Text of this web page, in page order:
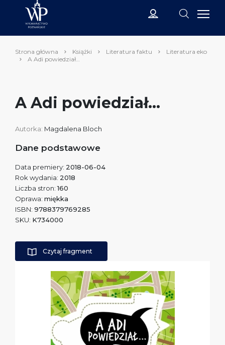
Strona główna Książki Literatura faktu
Literatura eko
A Adi powiedział…
A Adi powiedział...
Autorka: Magdalena Bloch
Dane podstawowe
Data premiery: 2018-06-04
Rok wydania: 2018
Liczba stron:160
Oprawa: miękka
ISBN: 9788379769285
SKU: K734000
Czytaj fragment